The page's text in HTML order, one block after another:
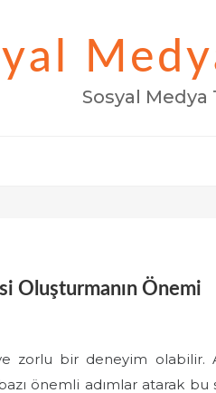
Sosyal
Oluşturmanın Önemi
zorlu bir deneyim olabilir.
önemli adımlar atarak bu